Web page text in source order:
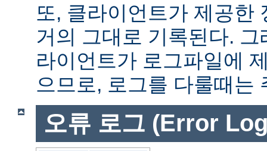
또, 클라이언트가 제공한
거의 그대로 기록된다.
라이언트가 로그파일에
으므로, 로그를 다룰때는
오류 로그 (Error